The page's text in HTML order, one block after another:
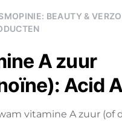
BEAUTY &
A zuur
Acid
vitamine A zuur (of